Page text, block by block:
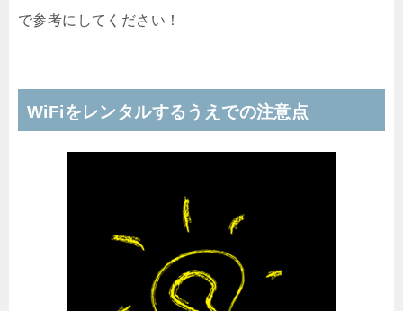
で参考にしてください！
WiFiをレンタルするうえでの注意点